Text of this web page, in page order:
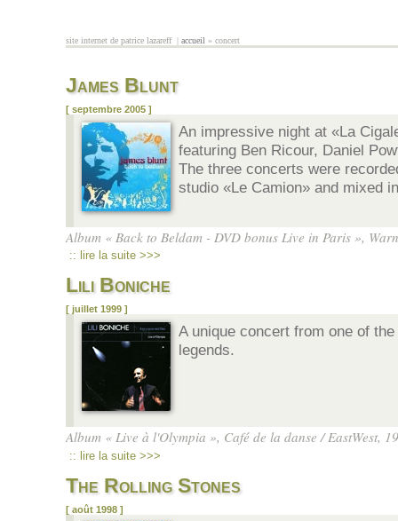
site internet de patrice lazareff |
vous êtes ici
accueil » concert
James Blunt
[ septembre 2005 ]
An impressive night at «La
featuring Ben Ricour, Daniel
The three concerts were
studio «Le Camion» and mixed
Album « Back to Beldam - DVD bonus Live in Paris »,
:: lire la suite >>>
Lili Boniche
[ juillet 1999 ]
A unique concert from one of the
legends.
Album « Live à l'Olympia », Café de la danse / EastWest,
:: lire la suite >>>
The Rolling Stones
[ août 1998 ]